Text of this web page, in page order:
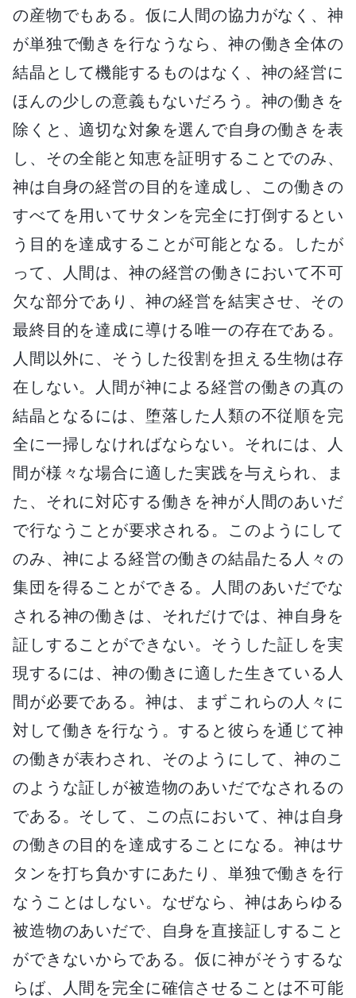
の産物でもある。仮に人間の協力がなく、神
が単独で働きを行なうなら、神の働き全体の
結晶として機能するものはなく、神の経営に
ほんの少しの意義もないだろう。神の働きを
除くと、適切な対象を選んで自身の働きを表
し、その全能と知恵を証明することでのみ、
神は自身の経営の目的を達成し、この働きの
すべてを用いてサタンを完全に打倒するとい
う目的を達成することが可能となる。したが
って、人間は、神の経営の働きにおいて不可
欠な部分であり、神の経営を結実させ、その
最終目的を達成に導ける唯一の存在である。
人間以外に、そうした役割を担える生物は存
在しない。人間が神による経営の働きの真の
結晶となるには、堕落した人類の不従順を完
全に一掃しなければならない。それには、人
間が様々な場合に適した実践を与えられ、ま
た、それに対応する働きを神が人間のあいだ
で行なうことが要求される。このようにして
のみ、神による経営の働きの結晶たる人々の
集団を得ることができる。人間のあいだでな
される神の働きは、それだけでは、神自身を
証しすることができない。そうした証しを実
現するには、神の働きに適した生きている人
間が必要である。神は、まずこれらの人々に
対して働きを行なう。すると彼らを通じて神
の働きが表わされ、そのようにして、神のこ
のような証しが被造物のあいだでなされるの
である。そして、この点において、神は自身
の働きの目的を達成することになる。神はサ
タンを打ち負かすにあたり、単独で働きを行
なうことはしない。なぜなら、神はあらゆる
被造物のあいだで、自身を直接証しすること
ができないからである。仮に神がそうするな
らば、人間を完全に確信させることは不可能